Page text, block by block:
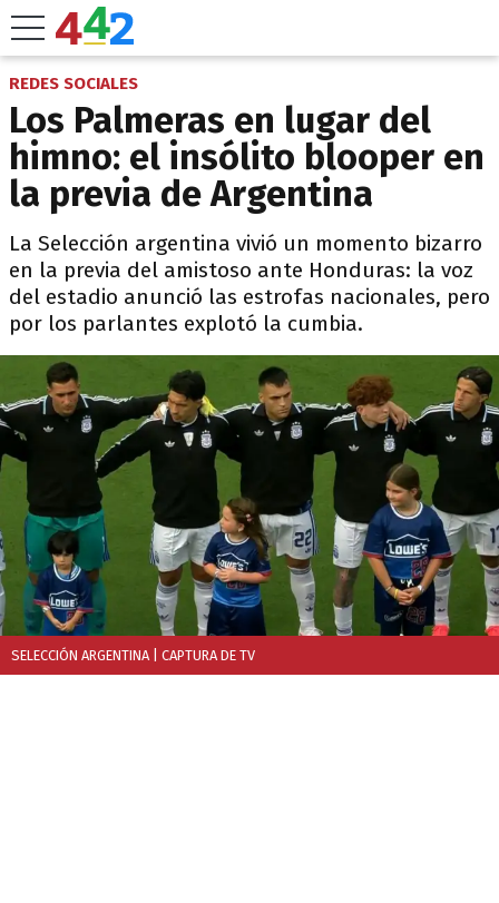
REDES SOCIALES
Los Palmeras en lugar del
himno: el insólito blooper en
la previa de Argentina
La Selección argentina vivió un momento bizarro
en la previa del amistoso ante Honduras: la voz
del estadio anunció las estrofas nacionales, pero
por los parlantes explotó la cumbia.
SELECCIÓN ARGENTINA | CAPTURA DE TV